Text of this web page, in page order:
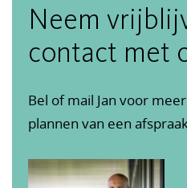
Neem
contact met
Bel of mail Jan voor
plannen van een